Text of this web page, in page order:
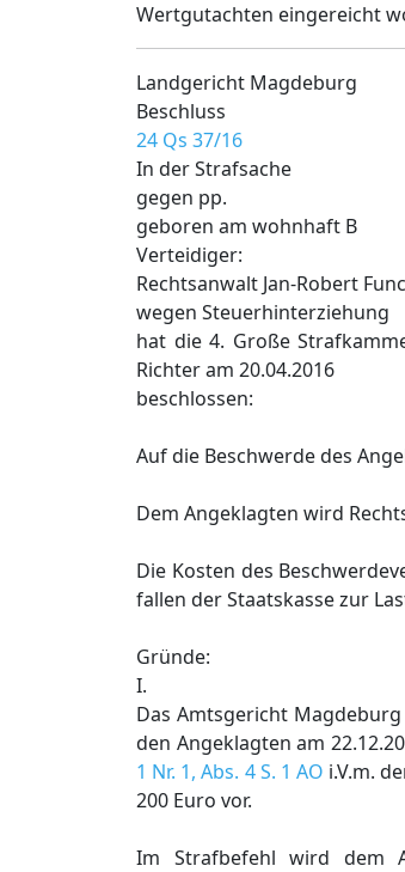
Wertgutachten eingereicht
Landgericht Magdeburg
Beschluss
24 Qs 37/16
In der Strafsache
gegen pp.
geboren am wohnhaft B
Verteidiger:
Rechtsanwalt Jan-Robert
wegen Steuerhinterziehung
hat die 4. Große
Richter am 20.04.2016
beschlossen:
Auf die Beschwerde des
Dem Angeklagten wird
Die Kosten des
fallen der Staatskasse zur
Gründe:
I.
Das Amtsgericht
den Angeklagten am
1 Nr. 1, Abs. 4 S. 1 AO i.V.m.
200 Euro vor.
Im Strafbefehl wird dem